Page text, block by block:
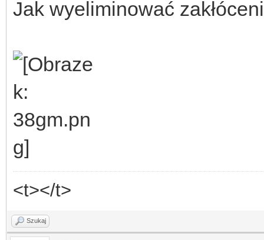
Jak wyeliminować
<t></t>
Szukaj